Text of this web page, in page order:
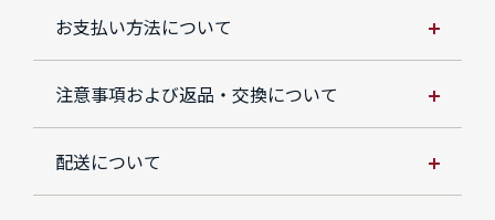
お支払い方法について
注意事項および返品・交換について
配送について